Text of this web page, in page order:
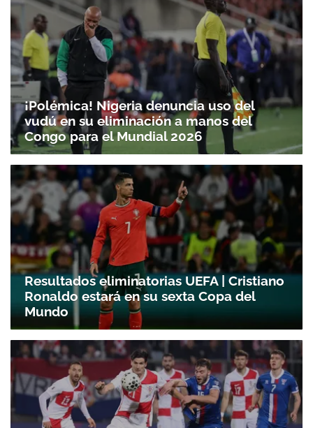
¡Polémica! Nigeria denuncia uso del
vudú en su eliminación a manos del
Congo para el Mundial 2026
Resultados eliminatorias UEFA | Cristiano
Ronaldo estará en su sexta Copa del
Mundo